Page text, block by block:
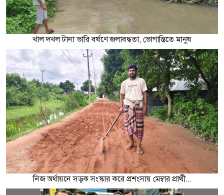
খাল দখল টানা ভারি বর্ষণে জলাবদ্ধতা, ভোগান্তিতে মানুষ
নিজ অর্থায়নে সড়ক সংস্কার করে প্রশংসায় মেম্বার প্রার্থী...